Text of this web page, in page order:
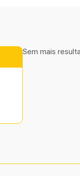
Sem mais